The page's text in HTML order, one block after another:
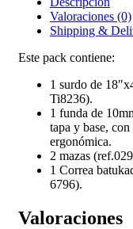
Valoraciones (0)
Shipping &
Este pack contiene:
1 surdo de
Ti8236).
1 funda de
tapa y base,
ergonómica.
2 mazas
1 Correa
6796).
Valoraciones